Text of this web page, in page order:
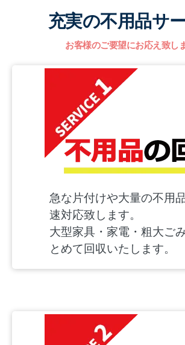
充実の不用品サ
お客様のご要望にお応え致し
急な片付けや大量の不用
速対応致します。
大型家具・家電・粗大ご
とめて回収いたします。